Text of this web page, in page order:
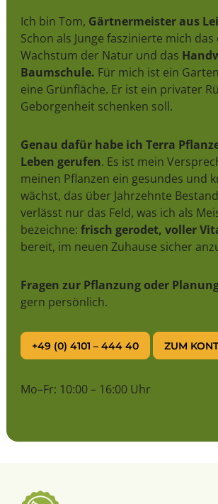
Ich bin Tom, Gärtnermeister aus
Schon als Junge faszinierte mich
Wachstum der Natur und das
Baumschule. Für mich ist ein
eine Grünfläche. Er ist ein privater
Geborgenheit schenken soll.
Genau dafür habe ich Terra
Leben gerufen. Es ist mein
meinen Pflanzen ein gesundes und
wächst, das über Jahrzehnte
verlässt nur das Feld, was ich als
bezeichne: frisch gerodet, voller
bereit, im neuen Zuhause sicher
Fragen zur Pflanzung oder
gern persönlich.
+49 (0) 4101 – 444 40 ZUM
Mo–Fr: 10:00 – 16:00 Uhr